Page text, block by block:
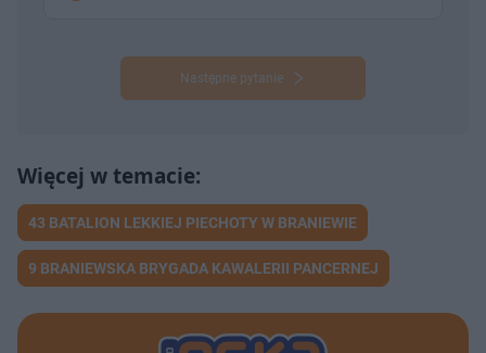
Następne pytanie
43 BATALION LEKKIEJ PIECHOTY W BRANIEWIE
9 BRANIEWSKA BRYGADA KAWALERII PANCERNEJ